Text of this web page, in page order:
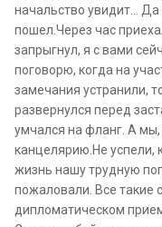
начальство увидит… Да
пошел.Через час
запрыгнул, я с вами
поговорю, когда на
замечания устранили,
развернулся перед
умчался на фланг. А мы,
канцелярию.Не успели,
жизнь нашу трудную
пожаловали. Все такие
дипломатическом